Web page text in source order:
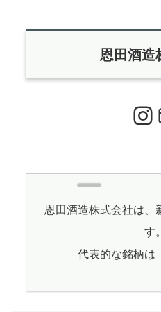
恩田酒造
恩田酒造株式会社は、
す。
代表的な銘柄は